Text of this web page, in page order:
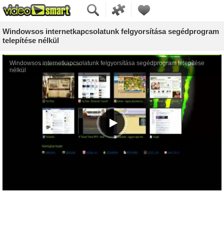
Windowsos internetkapcsolatunk felgyorsítása segédprogram
telepítése nélkül